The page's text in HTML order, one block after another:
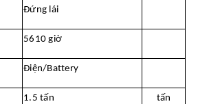
Đứng lái
5610 giờ
Điện/Battery
1.5 tấn tấn